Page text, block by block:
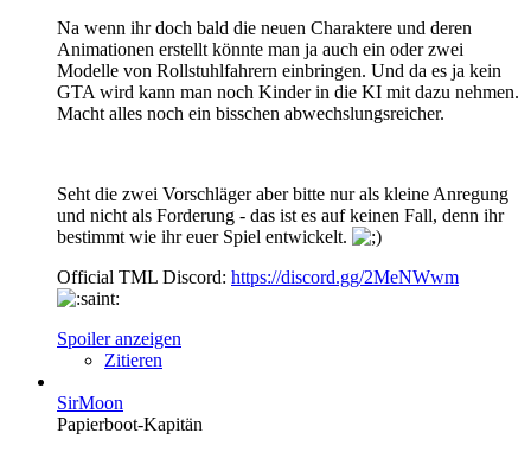
Na wenn ihr doch bald die neuen Charaktere und deren
Animationen erstellt könnte man ja auch ein oder zwei
Modelle von Rollstuhlfahrern einbringen. Und da es ja kein
GTA wird kann man noch Kinder in die KI mit dazu nehmen.
Macht alles noch ein bisschen abwechslungsreicher.
Seht die zwei Vorschläger aber bitte nur als kleine Anregung
und nicht als Forderung - das ist es auf keinen Fall, denn ihr
bestimmt wie ihr euer Spiel entwickelt.
Official TML Discord: https://discord.gg/2MeNWwm
Spoiler anzeigen
Zitieren
SirMoon
Papierboot-Kapitän